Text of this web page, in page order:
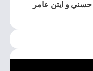
حسني و ايتن عامر